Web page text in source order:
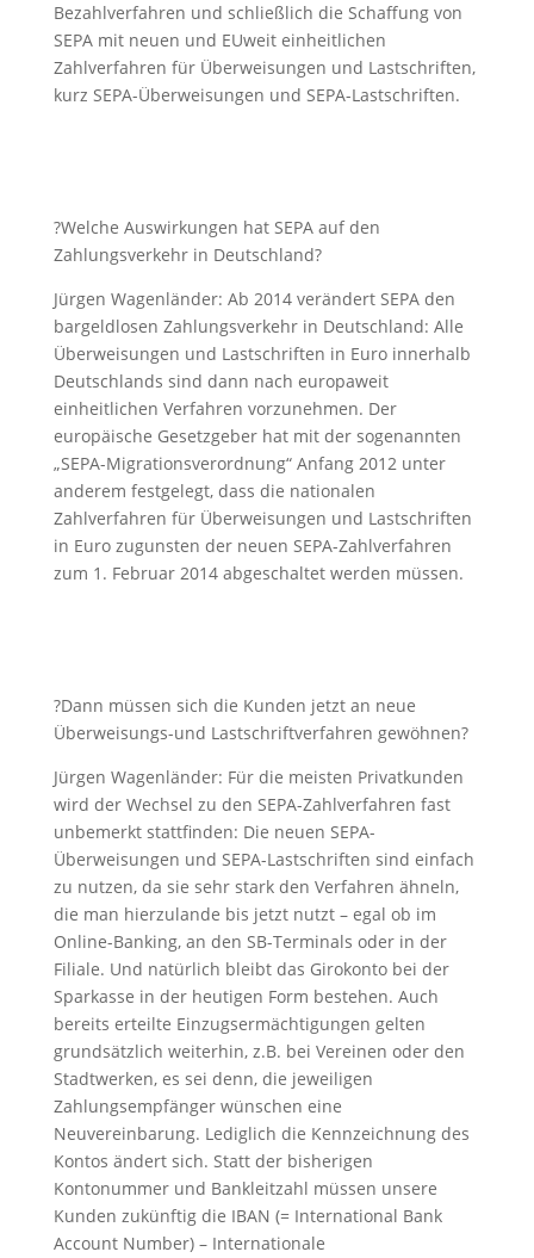
Bezahlverfahren und schließlich die Schaffung von
SEPA mit neuen und EUweit einheitlichen
Zahlverfahren für Überweisungen und Lastschriften,
kurz SEPA-Überweisungen und SEPA-Lastschriften.
?Welche Auswirkungen hat SEPA auf den
Zahlungsverkehr in Deutschland?
Jürgen Wagenländer: Ab 2014 verändert SEPA den
bargeldlosen Zahlungsverkehr in Deutschland: Alle
Überweisungen und Lastschriften in Euro innerhalb
Deutschlands sind dann nach europaweit
einheitlichen Verfahren vorzunehmen. Der
europäische Gesetzgeber hat mit der sogenannten
„SEPA-Migrationsverordnung“ Anfang 2012 unter
anderem festgelegt, dass die nationalen
Zahlverfahren für Überweisungen und Lastschriften
in Euro zugunsten der neuen SEPA-Zahlverfahren
zum 1. Februar 2014 abgeschaltet werden müssen.
?Dann müssen sich die Kunden jetzt an neue
Überweisungs-und Lastschriftverfahren gewöhnen?
Jürgen Wagenländer: Für die meisten Privatkunden
wird der Wechsel zu den SEPA-Zahlverfahren fast
unbemerkt stattfinden: Die neuen SEPA-
Überweisungen und SEPA-Lastschriften sind einfach
zu nutzen, da sie sehr stark den Verfahren ähneln,
die man hierzulande bis jetzt nutzt – egal ob im
Online-Banking, an den SB-Terminals oder in der
Filiale. Und natürlich bleibt das Girokonto bei der
Sparkasse in der heutigen Form bestehen. Auch
bereits erteilte Einzugsermächtigungen gelten
grundsätzlich weiterhin, z.B. bei Vereinen oder den
Stadtwerken, es sei denn, die jeweiligen
Zahlungsempfänger wünschen eine
Neuvereinbarung. Lediglich die Kennzeichnung des
Kontos ändert sich. Statt der bisherigen
Kontonummer und Bankleitzahl müssen unsere
Kunden zukünftig die IBAN (= International Bank
Account Number) – Internationale